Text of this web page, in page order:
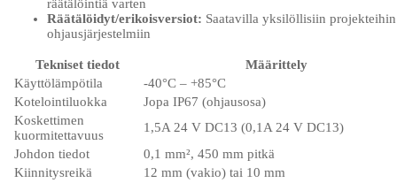
räätälöintiä varten
Räätälöidyt/erikoisversiot: Saatavilla yksilöllisiin
ohjausjärjestelmiin
Tekniset tiedot
Määrittely
Käyttölämpötila
-40°C – +85°C
Kotelointiluokka
Jopa IP67 (ohjausosa)
Koskettimen
kuormitettavuus
1,5A 24 V DC13 (0,1A 24 V DC13)
Johdon tiedot
0,1 mm², 450 mm pitkä
Kiinnitysreikä
12 mm (vakio) tai 10 mm